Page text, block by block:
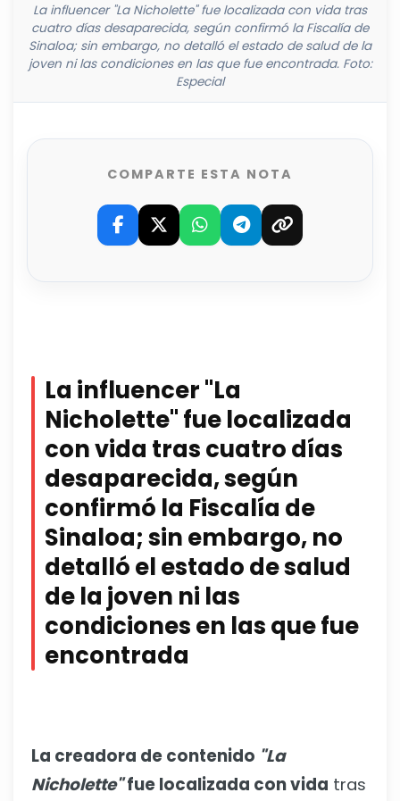
La influencer "La Nicholette" fue localizada con vida tras
cuatro días desaparecida, según confirmó la Fiscalía de
Sinaloa; sin embargo, no detalló el estado de salud de la
joven ni las condiciones en las que fue encontrada. Foto:
Especial
COMPARTE ESTA NOTA
La influencer "La
Nicholette" fue localizada
con vida tras cuatro días
desaparecida, según
confirmó la Fiscalía de
Sinaloa; sin embargo, no
detalló el estado de salud
de la joven ni las
condiciones en las que fue
encontrada
La creadora de contenido "La
Nicholette"fue localizada con vida tras